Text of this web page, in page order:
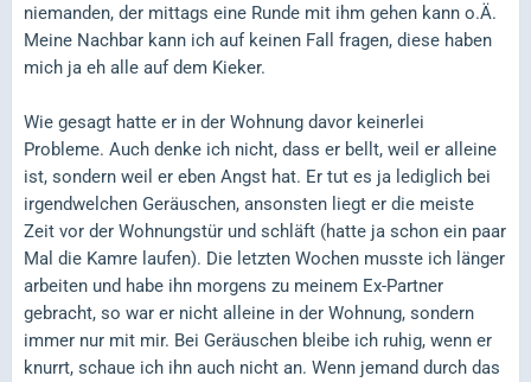
niemanden, der mittags eine Runde mit ihm gehen kann o.Ä.
Meine Nachbar kann ich auf keinen Fall fragen, diese haben
mich ja eh alle auf dem Kieker.
Wie gesagt hatte er in der Wohnung davor keinerlei
Probleme. Auch denke ich nicht, dass er bellt, weil er alleine
ist, sondern weil er eben Angst hat. Er tut es ja lediglich bei
irgendwelchen Geräuschen, ansonsten liegt er die meiste
Zeit vor der Wohnungstür und schläft (hatte ja schon ein paar
Mal die Kamre laufen). Die letzten Wochen musste ich länger
arbeiten und habe ihn morgens zu meinem Ex-Partner
gebracht, so war er nicht alleine in der Wohnung, sondern
immer nur mit mir. Bei Geräuschen bleibe ich ruhig, wenn er
knurrt, schaue ich ihn auch nicht an. Wenn jemand durch das